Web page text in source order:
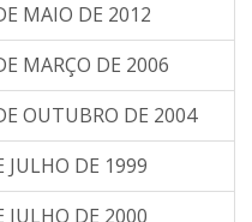
MAIO DE 2012
MARÇO DE 2006
OUTUBRO DE 2004
JULHO DE 1999
JULHO DE 2000